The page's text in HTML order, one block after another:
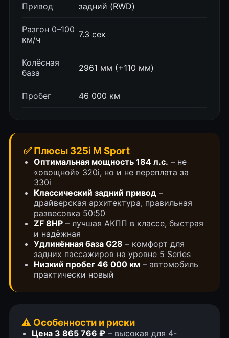
Привод задний (RWD)
Разгон 0–100
км/ч
7.3 сек
Колёсная
база
2961 мм (+110 мм)
Пробег 46 000 км
✅ Плюсы 325i M Sport
Оптимальная мощность 184 л.с. – не
«овощной» 320i, но и не переплата за
330i
Классический задний привод–
драйверская архитектура, правильная
развесовка 50:50
ZF 8HP– лучшая АКПП в классе, быстрая
и надёжная
Удлинённая база G28 – комфорт для
задних пассажиров на уровне 5 Series
Низкий пробег 46 000 км– автомобиль
практически новый
⚠️ Особенности и риски
Цена 3 865 766 ₽– высокая для 4-
ВИДЕО ОТЗЫВЫ